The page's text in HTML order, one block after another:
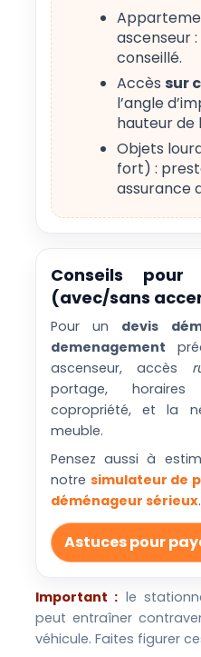
ascenseur
conseillé.
Accès sur
l’angle
hauteur de
Objets
fort) :
assurance
Conseils
(avec/sans
Pour un devis
demenagement
ascenseur, accès
portage,
copropriété, et la
meuble.
Pensez aussi à
notre simulateur de
déménageur sérieux.
Astuces pour
Important : le
peut entraîner
véhicule. Faites figurer